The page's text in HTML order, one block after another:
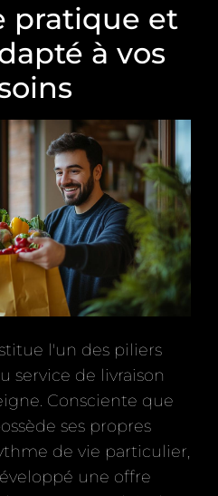
pratique et
à vos
l'un des piliers
service de livraison
Consciente que
ses propres
de vie particulier,
une offre